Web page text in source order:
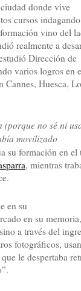
donde vive
cursos
vino del
realmente a
Dirección de
varios logros en
Cannes, Huesca,
(porque no sé ni
movilizado
su formación en el
, mientras
en su
en su
a través del
fotográficos,
le despertaba